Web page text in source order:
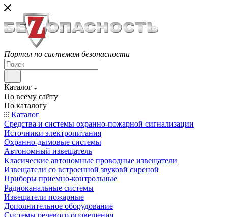
Портал по системам безопасности
Каталог
По всему сайту
По каталогу
Каталог
Средства и системы охранно-пожарной сигнализации
Источники электропитания
Охранно-дымовые системы
Автономный извещатель
Класические автономные проводные извещатели
Извещатели со встроенной звуковй сиреной
Приборы приемно-контрольные
Радиоканальные системы
Извещатели пожарные
Дополнительное оборудование
Системы речевого оповещения